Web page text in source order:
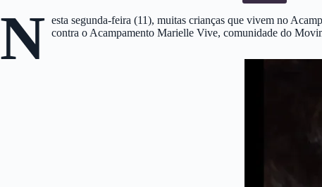
N esta segunda-feira (11), muitas crianças que vivem no
contra o Acampamento Marielle Vive, comunidade do